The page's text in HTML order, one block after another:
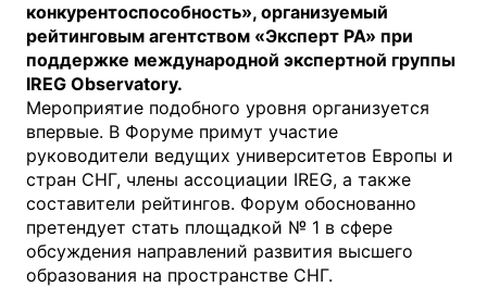
конкурентоспособность», организуемый
рейтинговым агентством «Эксперт РА» при
поддержке международной экспертной группы
IREG Observatory.
Мероприятие подобного уровня организуется
впервые. В Форуме примут участие
руководители ведущих университетов Европы и
стран СНГ, члены ассоциации IREG, а также
составители рейтингов. Форум обоснованно
претендует стать площадкой № 1 в сфере
обсуждения направлений развития высшего
образования на пространстве СНГ.